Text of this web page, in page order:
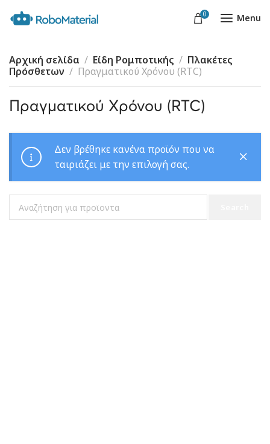
0 Menu
Αρχική σελίδα Είδη Ρομποτικής
Πλακέτες
Πρόσθετων
Πραγματικού Χρόνου (RTC)
Πραγματικού Χρόνου (RTC)
Δεν βρέθηκε κανένα προϊόν που να
ταιριάζει με την επιλογή σας.